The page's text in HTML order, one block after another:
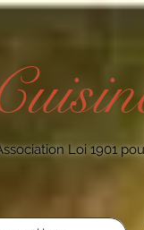
Loi 1901